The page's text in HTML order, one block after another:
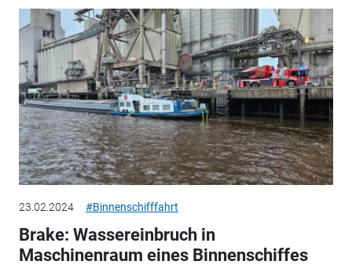
23.02.2024 #Binnenschifffahrt
Brake: Wassereinbruch in
Maschinenraum eines Binnenschiffes